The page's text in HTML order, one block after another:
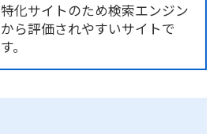
特化サイトのため検索エンジン
から評価されやすいサイトで
す。